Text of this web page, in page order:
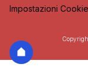
Impostazioni Cookie